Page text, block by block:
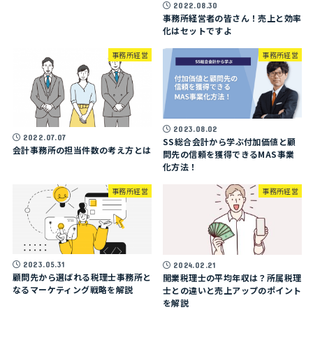
2022.08.30
事務所経営者の皆さん！売上と効率
化はセットですよ
事務所経営
2022.07.07
会計事務所の担当件数の考え方とは
事務所経営
2023.08.02
SS総合会計から学ぶ付加価値と顧
問先の信頼を獲得できるMAS事業
化方法！
事務所経営
2023.05.31
顧問先から選ばれる税理士事務所と
なるマーケティング戦略を解説
事務所経営
2024.02.21
開業税理士の平均年収は？所属税理
士との違いと売上アップのポイント
を解説